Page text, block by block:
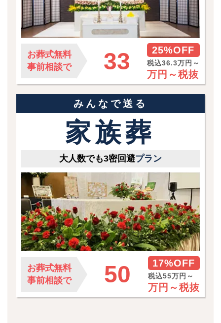
お葬式無料
事前相談で
33 25%OFF
税込36.3万円～
万円～税抜
みんなで送る
家族葬
大人数でも3密回避プラン
お葬式無料
事前相談で
50 17%OFF
税込55万円～
万円～税抜